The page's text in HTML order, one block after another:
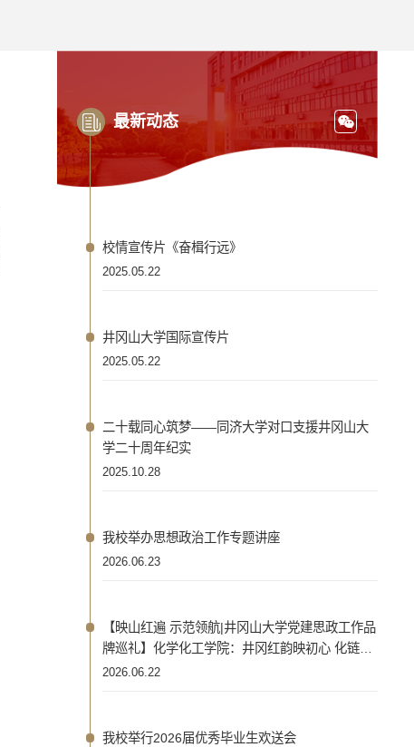
最新动态
校情宣传片《奋楫行远》
2025.05.22
井冈山大学国际宣传片
2025.05.22
二十载同心筑梦——同济大学对口支援井冈山大
学二十周年纪实
2025.10.28
我校举办思想政治工作专题讲座
2026.06.23
【映山红遍 示范领航|井冈山大学党建思政工作品
牌巡礼】化学化工学院：井冈红韵映初心 化链先
锋担使命
2026.06.22
我校举行2026届优秀毕业生欢送会